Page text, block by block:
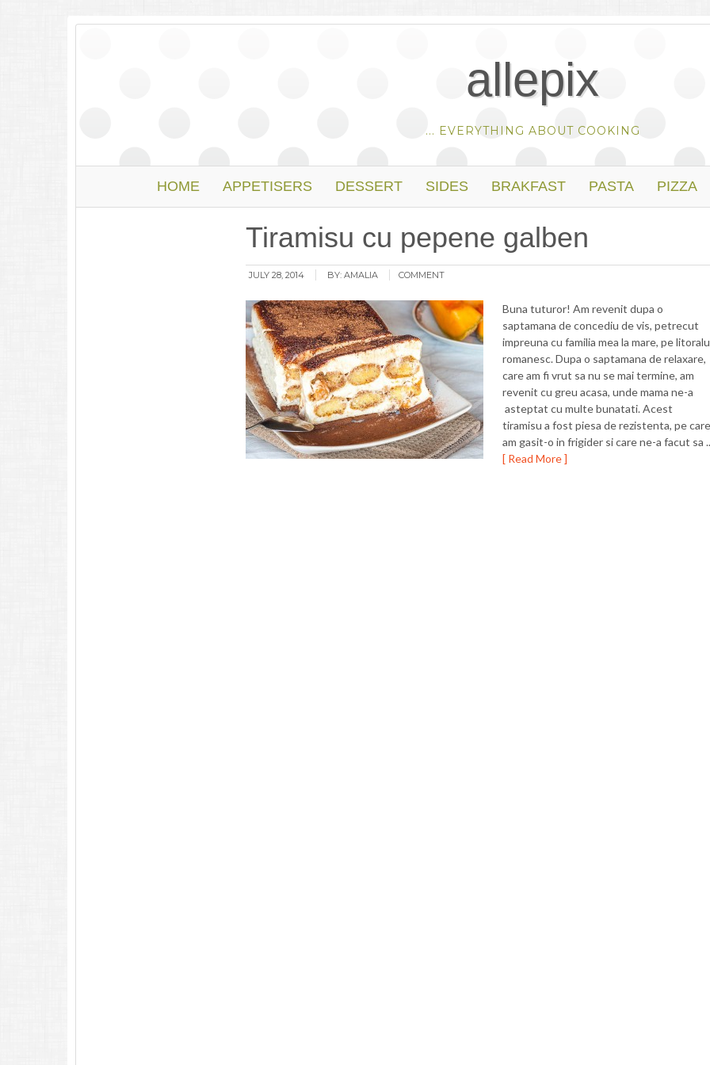
allepix
... EVERYTHING ABOUT COOKING
HOME APPETISERS DESSERT SIDES BRAKFAST PASTA PIZZA
Tiramisu cu pepene galben
JULY 28, 2014 BY: AMALIA COMMENT
Buna tuturor! Am revenit dupa o
saptamana de concediu de vis, petrecut
impreuna cu familia mea la mare, pe
romanesc. Dupa o saptamana de relaxare,
care am fi vrut sa nu se mai termine, am
revenit cu greu acasa, unde mama ne-a
asteptat cu multe bunatati. Acest
tiramisu a fost piesa de rezistenta, pe care
am gasit-o in frigider si care ne-a facut sa
[ Read More ]